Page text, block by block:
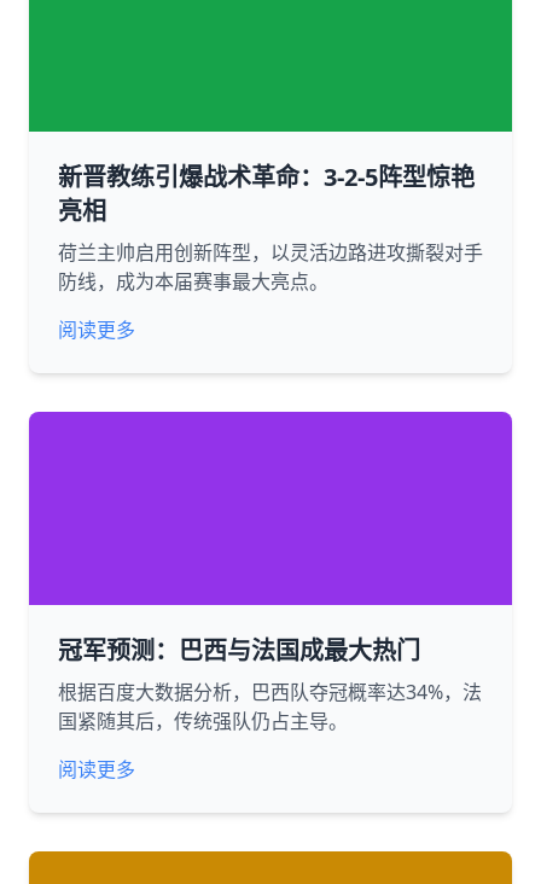
新晋教练引爆战术革命：3-2-5阵型惊艳
亮相
荷兰主帅启用创新阵型，以灵活边路进攻撕裂对手
防线，成为本届赛事最大亮点。
阅读更多
冠军预测：巴西与法国成最大热门
根据百度大数据分析，巴西队夺冠概率达34%，法
国紧随其后，传统强队仍占主导。
阅读更多